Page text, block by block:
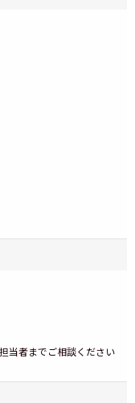
当者までご相談ください